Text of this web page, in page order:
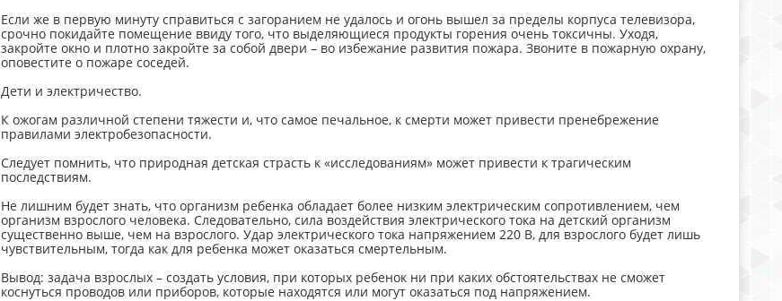
Если же в первую минуту справиться с загоранием не удалось и огонь вышел за пределы корпуса телевизора,
срочно покидайте помещение ввиду того, что выделяющиеся продукты горения очень токсичны. Уходя,
закройте окно и плотно закройте за собой двери – во избежание развития пожара. Звоните в пожарную охрану,
оповестите о пожаре соседей.
Дети и электричество.
К ожогам различной степени тяжести и, что самое печальное, к смерти может привести пренебрежение
правилами электробезопасности.
Следует помнить, что природная детская страсть к «исследованиям» может привести к трагическим
последствиям.
Не лишним будет знать, что организм ребенка обладает более низким электрическим сопротивлением, чем
организм взрослого человека. Следовательно, сила воздействия электрического тока на детский организм
существенно выше, чем на взрослого. Удар электрического тока напряжением 220 В, для взрослого будет лишь
чувствительным, тогда как для ребенка может оказаться смертельным.
Вывод: задача взрослых – создать условия, при которых ребенок ни при каких обстоятельствах не сможет
коснуться проводов или приборов, которые находятся или могут оказаться под напряжением.